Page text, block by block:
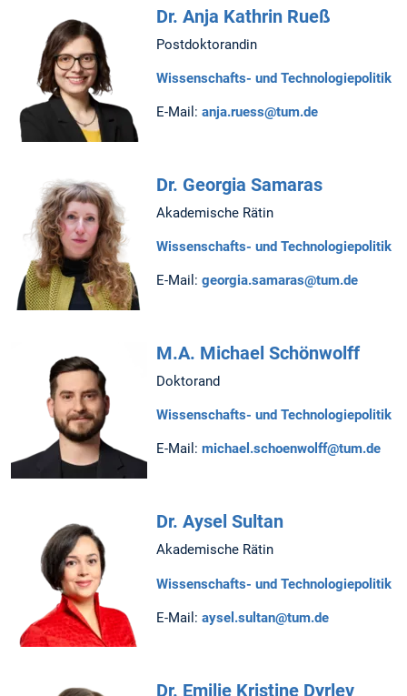
Dr. Anja Kathrin Rueß
Postdoktorandin
Wissenschafts- und Technologiepolitik
E-Mail: anja.ruess@tum.de
Dr. Georgia Samaras
Akademische Rätin
Wissenschafts- und Technologiepolitik
E-Mail: georgia.samaras@tum.de
M.A. Michael Schönwolff
Doktorand
Wissenschafts- und Technologiepolitik
E-Mail: michael.schoenwolff@tum.de
Dr. Aysel Sultan
Akademische Rätin
Wissenschafts- und Technologiepolitik
E-Mail: aysel.sultan@tum.de
Dr. Emilie Kristine Dyrlev